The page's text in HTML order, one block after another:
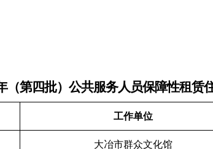
（第四批） 公共服务人员保障性租赁
工作单位
大冶市群众文化馆